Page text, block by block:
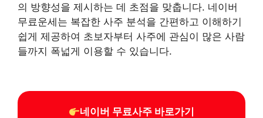
의 방향성을 제시하는 데 초점을 맞춥니다. 네이버
무료운세는 복잡한 사주 분석을 간편하고 이해하기
쉽게 제공하여 초보자부터 사주에 관심이 많은 사람
들까지 폭넓게 이용할 수 있습니다.
네이버 무료사주 바로가기